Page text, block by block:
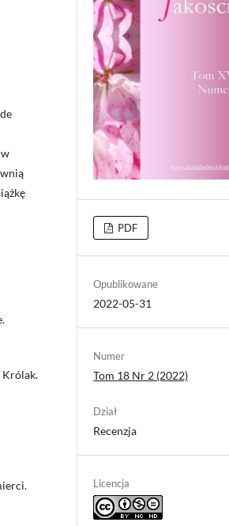
Królak.
PDF
Opublikowane
2022-05-31
Numer
Tom 18 Nr 2 (2022)
Dział
Recenzja
Licencja